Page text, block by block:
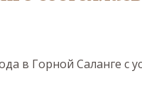
в Горной Саланге